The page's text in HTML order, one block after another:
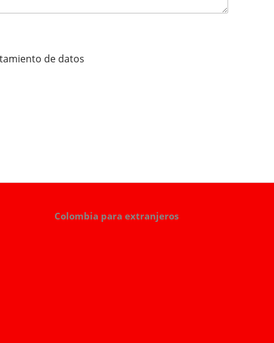
de datos
Colombia para extranjeros